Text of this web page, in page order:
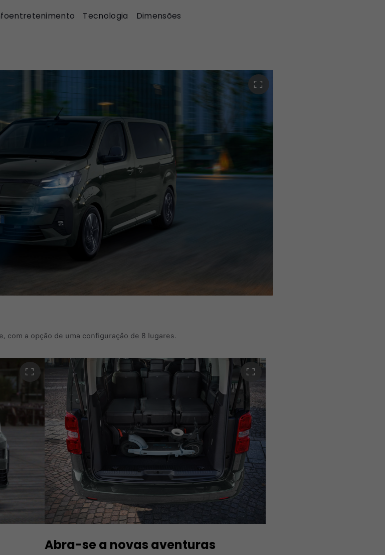
Tecnologia Dimensões
com a opção de uma configuração de 8 lugares.
Abra-se a novas aventuras